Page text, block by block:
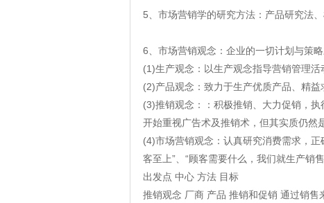
5、市场营销学的研究方法：产品研究法
6、市场营销观念：企业的一切计划与策
(1)生产观念：以生产观念指导营销管理活
(2)产品观念：致力于生产优质产品、精益
(3)推销观念：：积极推销、大力促销，
开始重视广告术及推销术，但其实质仍然
(4)市场营销观念：认真研究消费需求，
客至上”、“顾客需要什么，我们就生产销
出发点 中心 方法 目标
推销观念 厂商 产品 推销和促销 通过销售